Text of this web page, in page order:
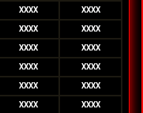
XXXX XXXX
XXXX XXXX
XXXX XXXX
XXXX XXXX
XXXX XXXX
XXXX XXXX